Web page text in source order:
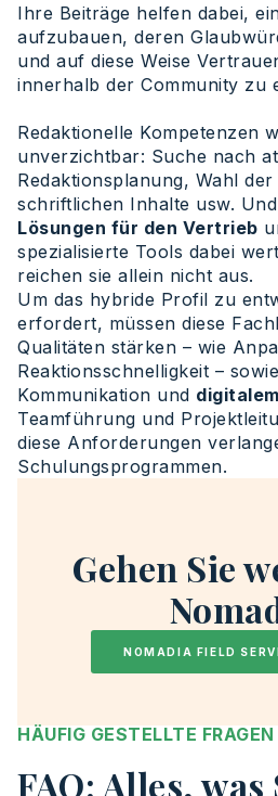
Ihre Beiträge helfen dabei,
aufzubauen, deren
und auf diese Weise
innerhalb der Community zu
Redaktionelle Kompetenzen
unverzichtbar: Suche nach
Redaktionsplanung, Wahl
schriftlichen Inhalte usw.
Lösungen für den Vertrieb
spezialisierte Tools dabei
reichen sie allein nicht aus.
Um das hybride Profil zu
erfordert, müssen diese
Qualitäten stärken – wie
Reaktionsschnelligkeit –
Kommunikation und
Teamführung und
diese Anforderungen
Schulungsprogrammen.
Gehen Sie
NOMADIA FIELD
HÄUFIG GESTELLTE FRAGEN
FAQ: Alles,